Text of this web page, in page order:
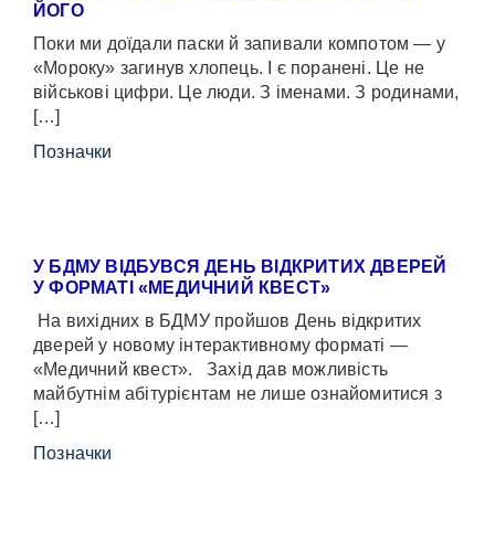
ЙОГО
Поки ми доїдали паски й запивали компотом — у
«Мороку» загинув хлопець. І є поранені. Це не
військові цифри. Це люди. З іменами. З родинами,
[…]
Позначки
У БДМУ ВІДБУВСЯ ДЕНЬ ВІДКРИТИХ ДВЕРЕЙ
У ФОРМАТІ «МЕДИЧНИЙ КВЕСТ»
На вихідних в БДМУ пройшов День відкритих
дверей у новому інтерактивному форматі —
«Медичний квест». Захід дав можливість
майбутнім абітурієнтам не лише ознайомитися з
[…]
Позначки